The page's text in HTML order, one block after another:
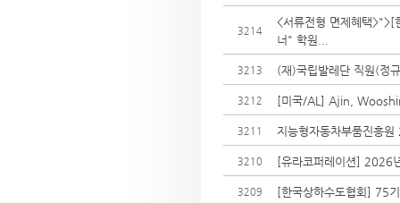
3214
<서류전형 면제혜택>">[
너" 학원...
3213 (재)국립발레단 직원(정
3212 [미국/AL] Ajin,
3211 지능형자동차부품진흥
3210 [유라코퍼레이션] 2026
3209 [한국상하수도협회] 75